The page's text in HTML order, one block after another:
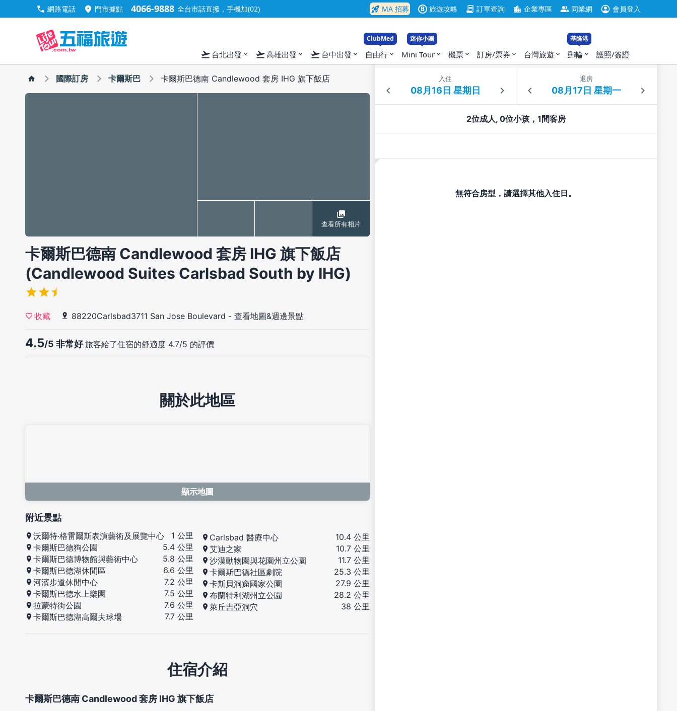
call 網路電話 location_on 門市據點 4066-9888 全台市話直撥，手機加(02) rocket_launch MA 招募 B 旅遊攻略 contract 訂單查詢 location_city 企業專區 group 同業網 account_circle 會員登入
flight_takeoff 台北出發 expand_more flight_takeoff高雄出發 expand_more flight_takeoff 台中出發 expand_more
ClubMed
自由行 expand_more
迷你小團
Mini Tour expand_more 機票 expand_more 訂房/票券 expand_more 台灣旅遊 expand_more
基隆港
郵輪 expand_more 護照/簽證
國際訂房 卡爾斯巴 卡爾斯巴德南 Candlewood 套房 IHG 旗下飯店
查看所有相片
卡爾斯巴德南 Candlewood 套房 IHG 旗下飯店
(Candlewood Suites Carlsbad South by IHG)
收藏 88220Carlsbad3711 San Jose Boulevard - 查看地圖&週邊景點
4.5/5 非常好旅客給了住宿的舒適度 4.7/5 的評價
入住 退房
2位成人, 0位小孩，1間客房
無符合房型，請選擇其他入住日。
關於此地區
顯示地圖
附近景點
沃爾特·格雷爾斯表演藝術及展覽中心
1 公里
卡爾斯巴德狗公園
5.4 公里
卡爾斯巴德博物館與藝術中心
5.8 公里
卡爾斯巴德湖休閒區
6.6 公里
河濱步道休閒中心
7.2 公里
卡爾斯巴德水上樂園
7.5 公里
拉蒙特街公園
7.6 公里
卡爾斯巴德湖高爾夫球場
7.7 公里
Carlsbad 醫療中心
10.4 公里
艾迪之家
10.7 公里
沙漠動物園與花園州立公園
11.7 公里
卡爾斯巴德社區劇院
25.3 公里
卡斯貝洞窟國家公園
27.9 公里
布蘭特利湖州立公園
28.2 公里
萊丘吉亞洞穴
38 公里
住宿介紹
卡爾斯巴德南 Candlewood 套房 IHG 旗下飯店